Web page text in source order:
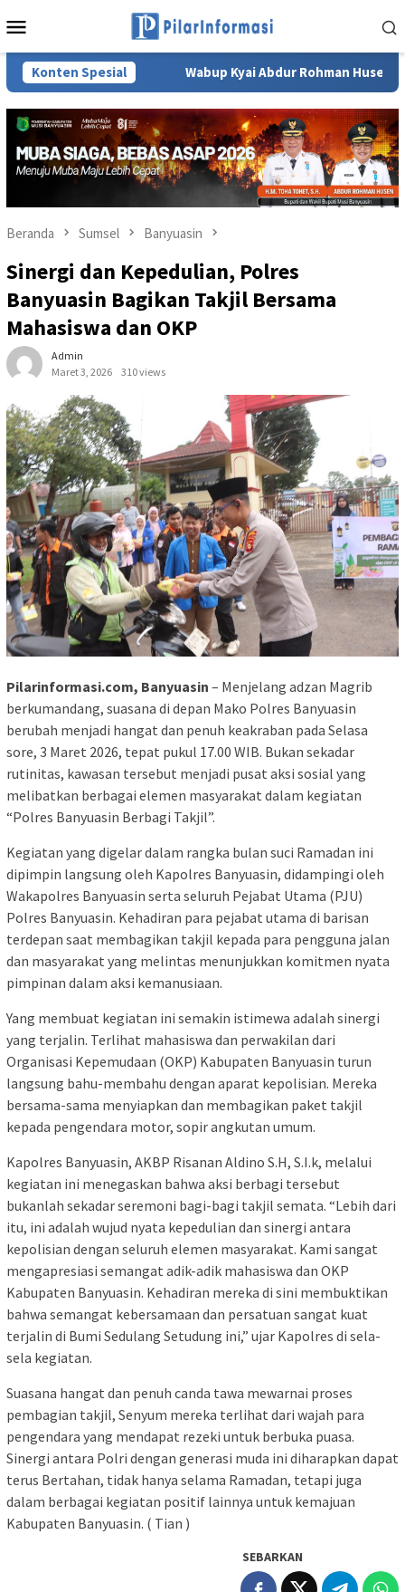
ke
Mobile
Konten SpesialWabup Kyai Abdur Rohman Husen Paparkan
Beranda Sumsel Banyuasin
Sinergi dan Kepedulian, Polres
Banyuasin Bagikan Takjil Bersama
Mahasiswa dan OKP
Admin
Maret 3, 2026
310 views
Pilarinformasi.com, Banyuasin – Menjelang adzan Magrib
berkumandang, suasana di depan Mako Polres Banyuasin
berubah menjadi hangat dan penuh keakraban pada Selasa
sore, 3 Maret 2026, tepat pukul 17.00 WIB. Bukan sekadar
rutinitas, kawasan tersebut menjadi pusat aksi sosial yang
melibatkan berbagai elemen masyarakat dalam kegiatan
“Polres Banyuasin Berbagi Takjil”.
Kegiatan yang digelar dalam rangka bulan suci Ramadan ini
dipimpin langsung oleh Kapolres Banyuasin, didampingi oleh
Wakapolres Banyuasin serta seluruh Pejabat Utama (PJU)
Polres Banyuasin. Kehadiran para pejabat utama di barisan
terdepan saat membagikan takjil kepada para pengguna jalan
dan masyarakat yang melintas menunjukkan komitmen nyata
pimpinan dalam aksi kemanusiaan.
Yang membuat kegiatan ini semakin istimewa adalah sinergi
yang terjalin. Terlihat mahasiswa dan perwakilan dari
Organisasi Kepemudaan (OKP) Kabupaten Banyuasin turun
langsung bahu-membahu dengan aparat kepolisian. Mereka
bersama-sama menyiapkan dan membagikan paket takjil
kepada pengendara motor, sopir angkutan umum.
Kapolres Banyuasin, AKBP Risanan Aldino S.H, S.I.k, melalui
kegiatan ini menegaskan bahwa aksi berbagi tersebut
bukanlah sekadar seremoni bagi-bagi takjil semata. “Lebih dari
itu, ini adalah wujud nyata kepedulian dan sinergi antara
kepolisian dengan seluruh elemen masyarakat. Kami sangat
mengapresiasi semangat adik-adik mahasiswa dan OKP
Kabupaten Banyuasin. Kehadiran mereka di sini membuktikan
bahwa semangat kebersamaan dan persatuan sangat kuat
terjalin di Bumi Sedulang Setudung ini,” ujar Kapolres di sela-
sela kegiatan.
Suasana hangat dan penuh canda tawa mewarnai proses
pembagian takjil, Senyum mereka terlihat dari wajah para
pengendara yang mendapat rezeki untuk berbuka puasa.
Sinergi antara Polri dengan generasi muda ini diharapkan dapat
terus Bertahan, tidak hanya selama Ramadan, tetapi juga
dalam berbagai kegiatan positif lainnya untuk kemajuan
Kabupaten Banyuasin. ( Tian )
SEBARKAN